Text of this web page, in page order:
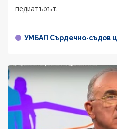
педиатърът.
УМБАЛ Сърдечно-съдов